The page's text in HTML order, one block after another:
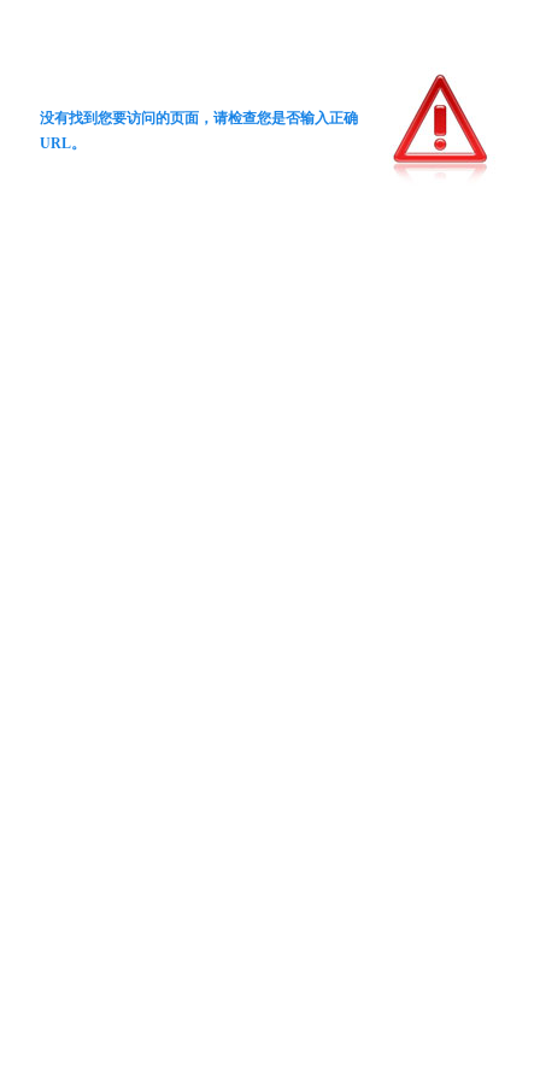
没有找到您要访问的页面，请检查您是否输入正确
URL。